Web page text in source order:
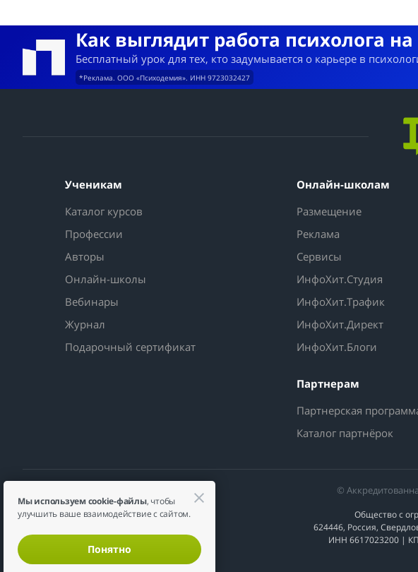
Как выглядит работа психолога
Бесплатный урок для тех, кто задумывается о карьере в
*Реклама. ООО «Психодемия». ИНН 9723032427
Ученикам
Каталог курсов
Профессии
Авторы
Онлайн-школы
Вебинары
Журнал
Подарочный сертификат
Онлайн-школам
Размещение
Реклама
Сервисы
ИнфоХит.Студия
ИнфоХит.Трафик
ИнфоХит.Директ
ИнфоХит.Блоги
Партнерам
Партнерская
Каталог партнёрок
©
Общество с
624446, Россия,
ИНН 6617023200 |
Мы используем cookie-файлы, чтобы
улучшить ваше взаимодействие с сайтом.
Понятно